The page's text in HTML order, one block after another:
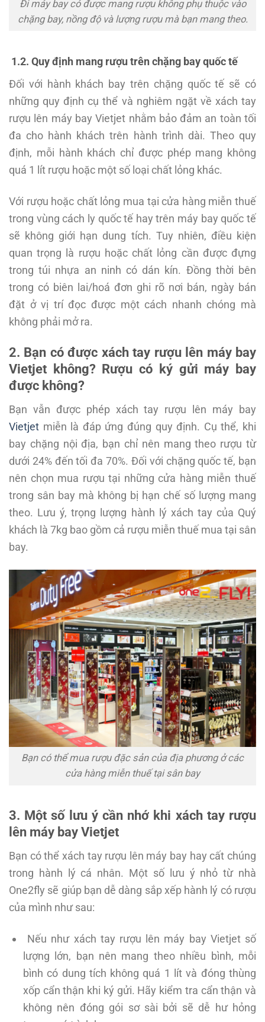
Đi máy bay có được mang rượu không phụ thuộc vào
chặng bay, nồng độ và lượng rượu mà bạn mang theo.
1.2. Quy định mang rượu trên chặng bay quốc tế
Đối với hành khách bay trên chặng quốc tế sẽ có
những quy định cụ thể và nghiêm ngặt về xách tay
rượu lên máy bay Vietjet nhằm bảo đảm an toàn tối
đa cho hành khách trên hành trình dài. Theo quy
định, mỗi hành khách chỉ được phép mang không
quá 1 lít rượu hoặc một số loại chất lỏng khác.
Với rượu hoặc chất lỏng mua tại cửa hàng miễn thuế
trong vùng cách ly quốc tế hay trên máy bay quốc tế
sẽ không giới hạn dung tích. Tuy nhiên, điều kiện
quan trọng là rượu hoặc chất lỏng cần được đựng
trong túi nhựa an ninh có dán kín. Đồng thời bên
trong có biên lai/hoá đơn ghi rõ nơi bán, ngày bán
đặt ở vị trí đọc được một cách nhanh chóng mà
không phải mở ra.
2. Bạn có được xách tay rượu lên máy bay
Vietjet không? Rượu có ký gửi máy bay
được không?
Bạn vẫn được phép xách tay rượu lên máy bay
Vietjet miễn là đáp ứng đúng quy định. Cụ thể, khi
bay chặng nội địa, bạn chỉ nên mang theo rượu từ
dưới 24% đến tối đa 70%. Đối với chặng quốc tế, bạn
nên chọn mua rượu tại những cửa hàng miễn thuế
trong sân bay mà không bị hạn chế số lượng mang
theo. Lưu ý, trọng lượng hành lý xách tay của Quý
khách là 7kg bao gồm cả rượu miễn thuế mua tại sân
bay.
Bạn có thể mua rượu đặc sản của địa phương ở các
cửa hàng miễn thuế tại sân bay
3. Một số lưu ý cần nhớ khi xách tay rượu
lên máy bay Vietjet
Bạn có thể xách tay rượu lên máy bay hay cất chúng
trong hành lý cá nhân. Một số lưu ý nhỏ từ nhà
One2fly sẽ giúp bạn dễ dàng sắp xếp hành lý có rượu
của mình như sau:
Nếu như xách tay rượu lên máy bay Vietjet số
lượng lớn, bạn nên mang theo nhiều bình, mỗi
bình có dung tích không quá 1 lít và đóng thùng
xốp cẩn thận khi ký gửi. Hãy kiểm tra cẩn thận và
không nên đóng gói sơ sài bởi sẽ dễ hư hỏng